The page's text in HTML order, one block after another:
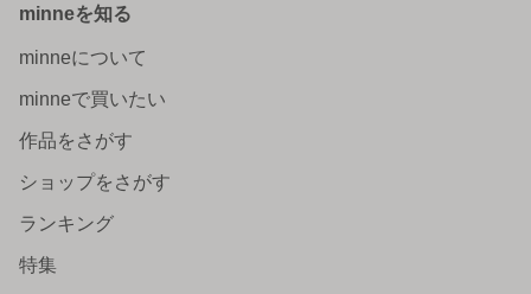
minneを知る
minneについて
minneで買いたい
作品をさがす
ショップをさがす
ランキング
特集